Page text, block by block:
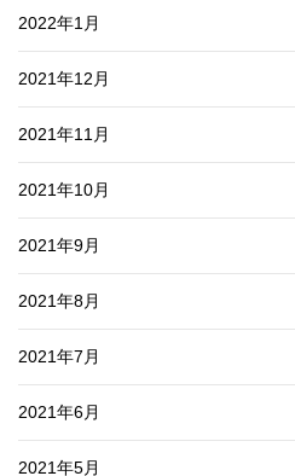
2022年1月
2021年12月
2021年11月
2021年10月
2021年9月
2021年8月
2021年7月
2021年6月
2021年5月